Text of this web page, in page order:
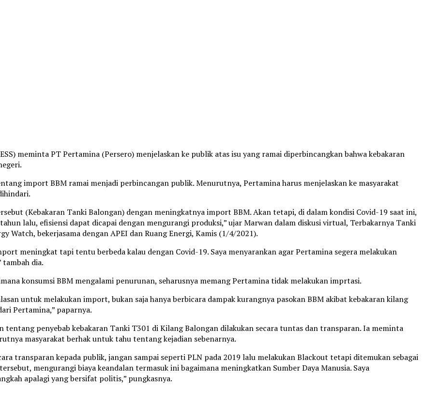
meminta PT Pertamina (Persero) menjelaskan ke publik atas isu yang ramai diperbincangkan bahwa kebakaran
import BBM ramai menjadi perbincangan publik. Menurutnya, Pertamina harus menjelaskan ke masyarakat
(Kebakaran Tanki Balongan) dengan meningkatnya import BBM. Akan tetapi, di dalam kondisi Covid-19 saat ini,
lalu, efisiensi dapat dicapai dengan mengurangi produksi,” ujar Marwan dalam diskusi virtual, Terbakarnya Tanki
Watch, bekerjasama dengan APEI dan Ruang Energi, Kamis (1/4/2021).
meningkat tapi tentu berbeda kalau dengan Covid-19. Saya menyarankan agar Pertamina segera melakukan
dia.
konsumsi BBM mengalami penurunan, seharusnya memang Pertamina tidak melakukan imprtasi.
untuk melakukan import, bukan saja hanya berbicara dampak kurangnya pasokan BBM akibat kebakaran kilang
Pertamina,” paparnya.
penyebab kebakaran Tanki T301 di Kilang Balongan dilakukan secara tuntas dan transparan. Ia meminta
masyarakat berhak untuk tahu tentang kejadian sebenarnya.
transparan kepada publik, jangan sampai seperti PLN pada 2019 lalu melakukan Blackout tetapi ditemukan sebagai
mengurangi biaya keandalan termasuk ini bagaimana meningkatkan Sumber Daya Manusia. Saya
apalagi yang bersifat politis,” pungkasnya.